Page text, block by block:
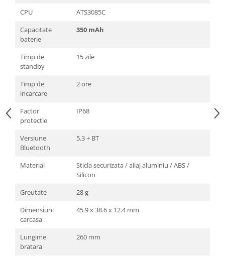
CPU
ATS3085C
Capacitate
baterie
350 mAh
Timp de
standby
15 zile
Timp de
incarcare
2 ore
Factor
protectie
IP68
Versiune
Bluetooth
5.3 + BT
Material
Sticla securizata / aliaj aluminiu / ABS /
Silicon
Greutate
28 g
Dimensiuni
carcasa
45.9 x 38.6 x 12.4 mm
Lungime
bratara
260 mm